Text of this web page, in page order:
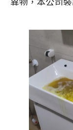
至水管，等了
波 模式，一
個多小時後，
老化，會產生
啡色，地下水
洗出來的水會
因為裡面有銅
水